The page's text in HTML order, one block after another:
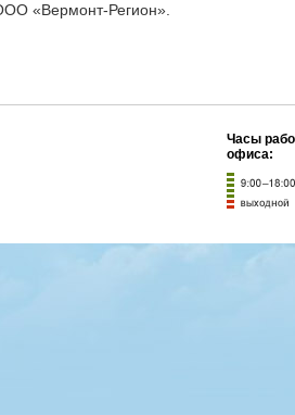
«Вермонт-Регион».
Часы
офиса: